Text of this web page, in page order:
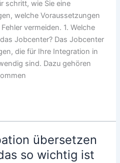
schritt, wie Sie eine
welche Voraussetzungen
vermeiden. 1. Welche
Jobcenter? Das Jobcenter
die für Ihre Integration in
sind. Dazu gehören
übersetzen
so wichtig ist